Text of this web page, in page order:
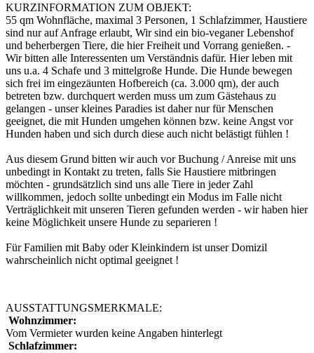
KURZINFORMATION ZUM OBJEKT:
55 qm Wohnfläche, maximal 3 Personen, 1 Schlafzimmer, Haustiere
sind nur auf Anfrage erlaubt, Wir sind ein bio-veganer Lebenshof
und beherbergen Tiere, die hier Freiheit und Vorrang genießen. -
Wir bitten alle Interessenten um Verständnis dafür. Hier leben mit
uns u.a. 4 Schafe und 3 mittelgroße Hunde. Die Hunde bewegen
sich frei im eingezäunten Hofbereich (ca. 3.000 qm), der auch
betreten bzw. durchquert werden muss um zum Gästehaus zu
gelangen - unser kleines Paradies ist daher nur für Menschen
geeignet, die mit Hunden umgehen können bzw. keine Angst vor
Hunden haben und sich durch diese auch nicht belästigt fühlen !
Aus diesem Grund bitten wir auch vor Buchung / Anreise mit uns
unbedingt in Kontakt zu treten, falls Sie Haustiere mitbringen
möchten - grundsätzlich sind uns alle Tiere in jeder Zahl
willkommen, jedoch sollte unbedingt ein Modus im Falle nicht
Verträglichkeit mit unseren Tieren gefunden werden - wir haben hier
keine Möglichkeit unsere Hunde zu separieren !
Für Familien mit Baby oder Kleinkindern ist unser Domizil
wahrscheinlich nicht optimal geeignet !
AUSSTATTUNGSMERKMALE:
Wohnzimmer:
Vom Vermieter wurden keine Angaben hinterlegt
Schlafzimmer: